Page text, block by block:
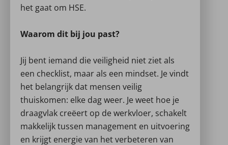
het gaat om HSE.
Waarom dit bij jou past?
Jij bent iemand die veiligheid niet ziet als
een checklist, maar als een mindset. Je vindt
het belangrijk dat mensen veilig
thuiskomen: elke dag weer. Je weet hoe je
draagvlak creëert op de werkvloer, schakelt
makkelijk tussen management en uitvoering
en krijgt energie van het verbeteren van